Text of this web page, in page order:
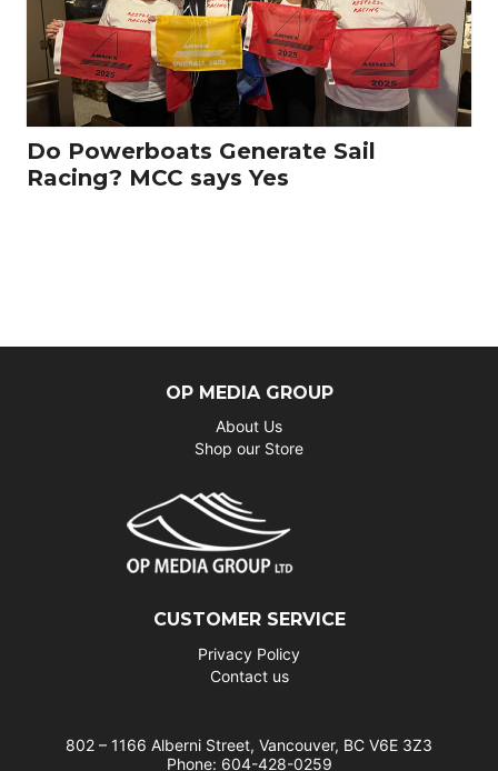
Do Powerboats Generate Sail
Racing? MCC says Yes
OP MEDIA GROUP
About Us
Shop our Store
CUSTOMER SERVICE
Privacy Policy
Contact us
802 – 1166 Alberni Street, Vancouver, BC V6E 3Z3
Phone: 604-428-0259